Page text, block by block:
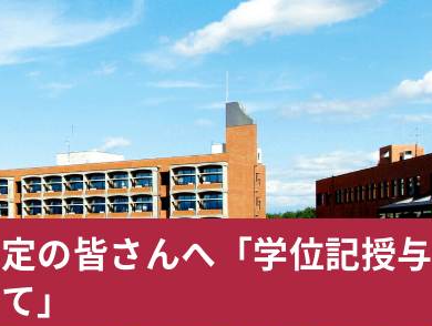
の皆さんへ「学位記授与
」